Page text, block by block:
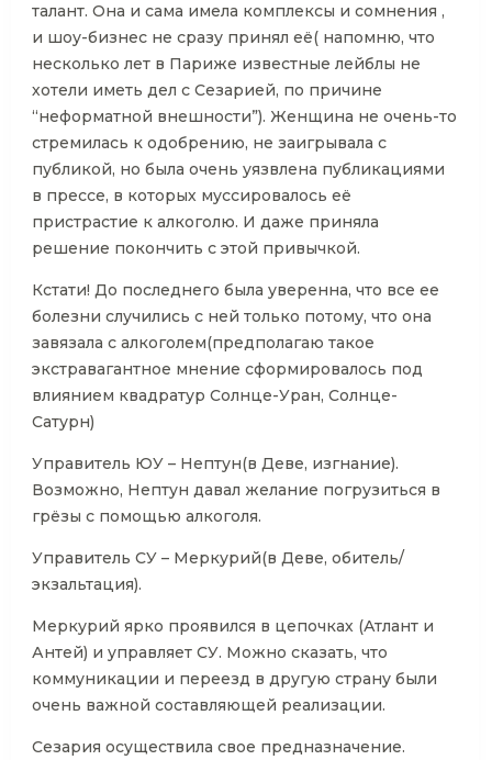
талант. Она и сама имела комплексы и сомнения ,
и шоу-бизнес не сразу принял её( напомню, что
несколько лет в Париже известные лейблы не
хотели иметь дел с Сезарией, по причине
“неформатной внешности”). Женщина не очень-то
стремилась к одобрению, не заигрывала с
публикой, но была очень уязвлена публикациями
в прессе, в которых муссировалось её
пристрастие к алкоголю. И даже приняла
решение покончить с этой привычкой.
Кстати! До последнего была уверенна, что все ее
болезни случились с ней только потому, что она
завязала с алкоголем(предполагаю такое
экстравагантное мнение сформировалось под
влиянием квадратур Солнце-Уран, Солнце-
Сатурн)
Управитель ЮУ – Нептун(в Деве, изгнание).
Возможно, Нептун давал желание погрузиться в
грёзы с помощью алкоголя.
Управитель СУ – Меркурий(в Деве, обитель/
экзальтация).
Меркурий ярко проявился в цепочках (Атлант и
Антей) и управляет СУ. Можно сказать, что
коммуникации и переезд в другую страну были
очень важной составляющей реализации.
Сезария осуществила свое предназначение.